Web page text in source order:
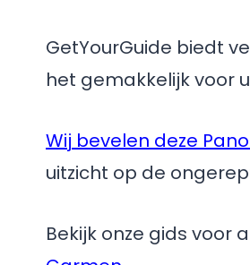
GetYourGuide biedt
het gemakkelijk voor
Wij bevelen deze
uitzicht op de
Bekijk onze gids voor